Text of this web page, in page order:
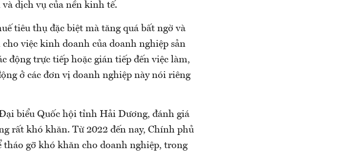
dịch vụ của nền kinh tế.
tiêu thụ đặc biệt mà tăng quá bất ngờ và
việc kinh doanh của doanh nghiệp sản
động trực tiếp hoặc gián tiếp đến việc làm,
ở các đơn vị doanh nghiệp này nói riêng
biểu Quốc hội tỉnh Hải Dương, đánh giá
rất khó khăn. Từ 2022 đến nay, Chính phủ
tháo gỡ khó khăn cho doanh nghiệp, trong